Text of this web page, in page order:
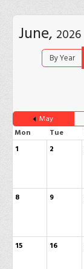
June, 2026
By Year
May
Mon
Tue
1
2
8 9
15 16